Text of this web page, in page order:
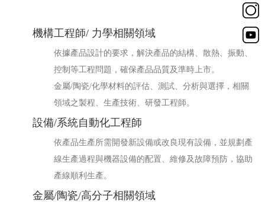
機構工程師/ 力學相關領域
依據產品設計的要求，解決產品的結構、散熱、振動、
控制等工程問題，確保產品品質及準時上市。
金屬/陶瓷/化學材料的評估、測試、分析與選擇，相關
領域之製程、生產技術、研發工程師。
設備/系統自動化工程師
依產品生產所需開發新設備或改良現有設備，並規劃產
線生產過程與機器設備的配置、維修及故障預防，協助
產線順利生產。
金屬/陶瓷/高分子相關領域